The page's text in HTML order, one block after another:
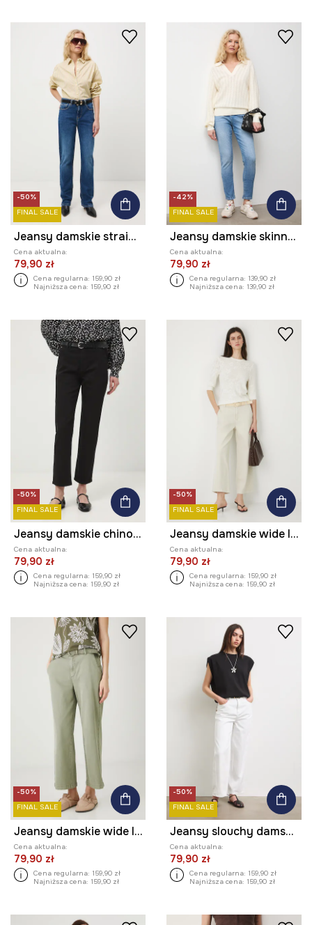
-50%
FINAL SALE
Jeansy damskie straight z efektem sprania
Cena aktualna:
79,90 zł
Cena regularna: 159,90 zł
Najniższa cena: 159,90 zł
-42%
FINAL SALE
Jeansy damskie skinny z efektem sprania
Cena aktualna:
79,90 zł
Cena regularna: 139,90 zł
Najniższa cena: 139,90 zł
-50%
FINAL SALE
Jeansy damskie chino z paskiem
Cena aktualna:
79,90 zł
Cena regularna: 159,90 zł
Najniższa cena: 159,90 zł
-50%
FINAL SALE
Jeansy damskie wide leg z paskiem
Cena aktualna:
79,90 zł
Cena regularna: 159,90 zł
Najniższa cena: 159,90 zł
-50%
FINAL SALE
Jeansy damskie wide leg z paskiem
Cena aktualna:
79,90 zł
Cena regularna: 159,90 zł
Najniższa cena: 159,90 zł
-50%
FINAL SALE
Jeansy slouchy damskie high waist
Cena aktualna:
79,90 zł
Cena regularna: 159,90 zł
Najniższa cena: 159,90 zł